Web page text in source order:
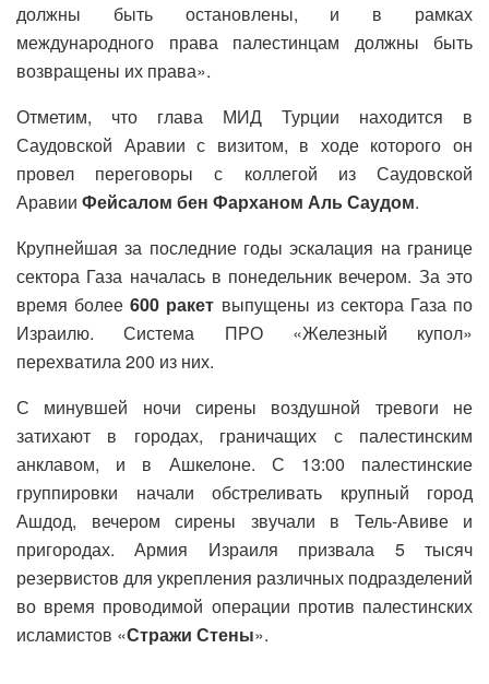
должны быть остановлены, и в рамках
международного права палестинцам должны быть
возвращены их права».
Отметим, что глава МИД Турции находится в
Саудовской Аравии с визитом, в ходе которого он
провел переговоры с коллегой из Саудовской
Аравии Фейсалом бен Фарханом Аль Саудом.
Крупнейшая за последние годы эскалация на границе
сектора Газа началась в понедельник вечером. За это
время более600 ракет выпущены из сектора Газа по
Израилю. Система ПРО «Железный купол»
перехватила 200 из них.
С минувшей ночи сирены воздушной тревоги не
затихают в городах, граничащих с палестинским
анклавом, и в Ашкелоне. С 13:00 палестинские
группировки начали обстреливать крупный город
Ашдод, вечером сирены звучали в Тель-Авиве и
пригородах. Армия Израиля призвала 5 тысяч
резервистов для укрепления различных подразделений
во время проводимой операции против палестинских
исламистов «Стражи Стены».